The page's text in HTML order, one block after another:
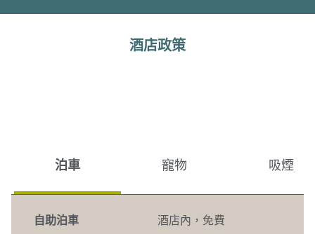
酒店政策
泊車 寵物 吸煙
自助泊車 酒店內 ， 免費